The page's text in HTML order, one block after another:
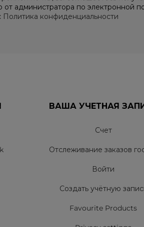
администратора по электронной
Политика конфиденциальности
ВАША УЧЕТНАЯ
Счет
Отслеживание заказов
Войти
Создать учётную
Favourite Products